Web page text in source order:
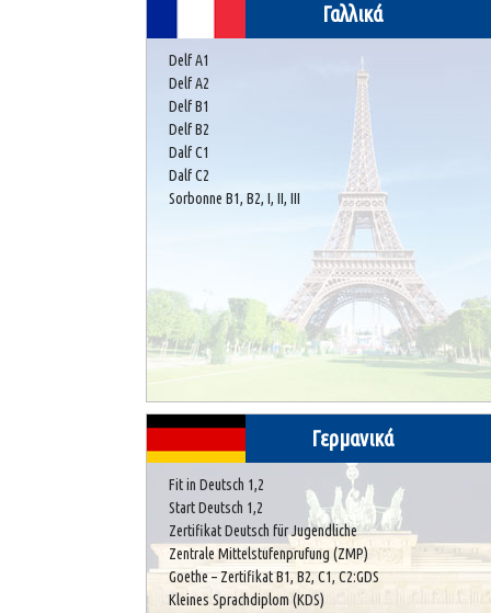
Γαλλικά
Delf A1
Delf A2
Delf B1
Delf B2
Dalf C1
Dalf C2
Sorbonne B1, B2, I, II, III
Γερμανικά
Fit in Deutsch 1,2
Start Deutsch 1,2
Zertifikat Deutsch für Jugendliche
Zentrale Mittelstufenprufung (ZMP)
Goethe – Zertifikat B1, B2, C1, C2:GDS
Kleines Sprachdiplom (KDS)